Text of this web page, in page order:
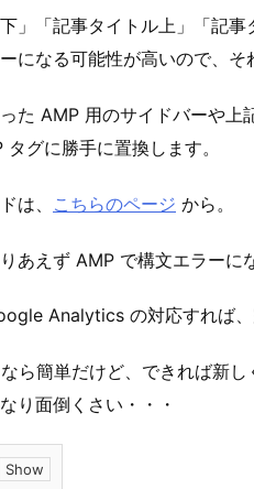
下」「記事タイトル上」「記
になる可能性が高いので、
た AMP 用のサイドバーや
グに勝手に置換します。
は、 こちらのページ から。
あえず AMP で構文エラーに
Analytics の対応すれば、
ら簡単だけど、できれば新
り面倒くさい・・・